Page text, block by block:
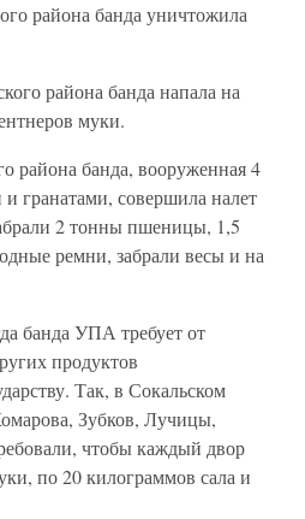
района банда уничтожила
района банда напала на
муки.
района банда, вооруженная 4
гранатами, совершила налет
2 тонны пшеницы, 1,5
ремни, забрали весы и на
банда УПА требует от
продуктов
Так, в Сокальском
Зубков, Лучицы,
чтобы каждый двор
по 20 килограммов сала и